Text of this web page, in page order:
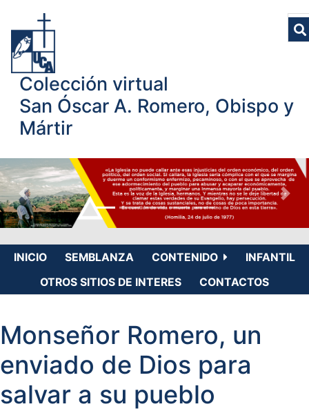
Colección virtual
San Óscar A. Romero, Obispo y
Mártir
INICIO SEMBLANZA CONTENIDO
INFANTIL
OTROS SITIOS DE INTERES
CONTACTOS
Monseñor Romero, un
enviado de Dios para
salvar a su pueblo